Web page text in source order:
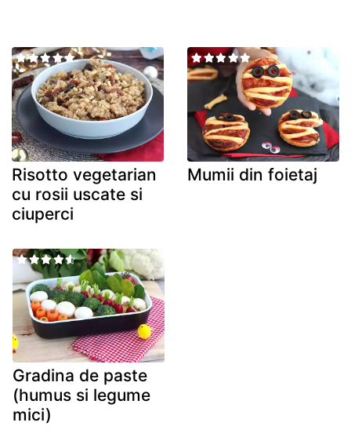
Risotto vegetarian
cu rosii uscate si
ciuperci
Mumii din foietaj
Gradina de paste
(humus si legume
mici)